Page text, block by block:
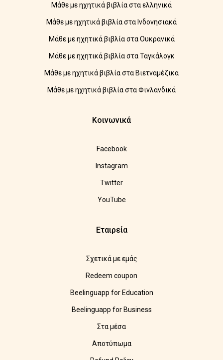
Μάθε με ηχητικά βιβλία στα ελληνικά
Μάθε με ηχητικά βιβλία στα Ινδονησιακά
Μάθε με ηχητικά βιβλία στα Ουκρανικά
Μάθε με ηχητικά βιβλία στα Ταγκάλογκ
Μάθε με ηχητικά βιβλία στα Βιετναμέζικα
Μάθε με ηχητικά βιβλία στα Φινλανδικά
Κοινωνικά
Facebook
Instagram
Twitter
YouTube
Εταιρεία
Σχετικά με εμάς
Redeem coupon
Beelinguapp for Education
Beelinguapp for Business
Στα μέσα
Αποτύπωμα